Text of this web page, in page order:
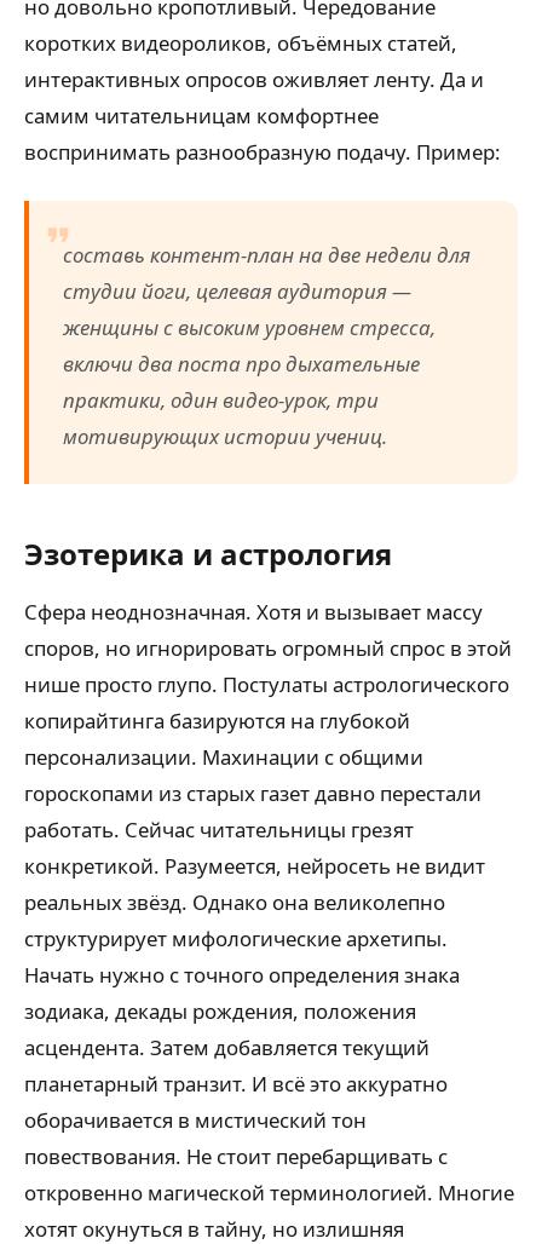
но довольно кропотливый. Чередование
коротких видеороликов, объёмных статей,
интерактивных опросов оживляет ленту. Да и
самим читательницам комфортнее
воспринимать разнообразную подачу. Пример:
составь контент-план на две недели для
студии йоги, целевая аудитория —
женщины с высоким уровнем стресса,
включи два поста про дыхательные
практики, один видео-урок, три
мотивирующих истории учениц.
Эзотерика и астрология
Сфера неоднозначная. Хотя и вызывает массу
споров, но игнорировать огромный спрос в этой
нише просто глупо. Постулаты астрологического
копирайтинга базируются на глубокой
персонализации. Махинации с общими
гороскопами из старых газет давно перестали
работать. Сейчас читательницы грезят
конкретикой. Разумеется, нейросеть не видит
реальных звёзд. Однако она великолепно
структурирует мифологические архетипы.
Начать нужно с точного определения знака
зодиака, декады рождения, положения
асцендента. Затем добавляется текущий
планетарный транзит. И всё это аккуратно
оборачивается в мистический тон
повествования. Не стоит перебарщивать с
откровенно магической терминологией. Многие
хотят окунуться в тайну, но излишняя